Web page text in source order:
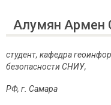
Алумян Армен
студент, кафедра
безопасности СНИУ,
РФ, г. Самара